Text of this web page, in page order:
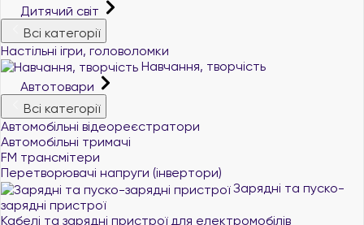
Дитячий світ
Всі категорії
Настільні ігри, головоломки
Навчання, творчість
Автотовари
Всі категорії
Автомобільні відеореєстратори
Автомобільні тримачі
FM трансмітери
Перетворювачі напруги (інвертори)
Зарядні та пуско-
зарядні пристрої
Кабелі та зарядні пристрої для електромобілів
+380 (96) 521 33 21